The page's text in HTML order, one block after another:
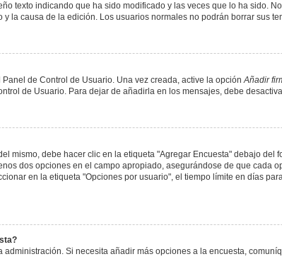
texto indicando que ha sido modificado y las veces que lo ha sido.
la causa de la edición. Los usuarios normales no podrán borrar sus
de Control de Usuario. Una vez creada, active la opciónAñadir
de Usuario. Para dejar de añadirla en los mensajes, debe
mismo, debe hacer clic en la etiqueta "Agregar Encuesta" debajo
dos opciones en el campo apropiado, asegurándose de que cada
en la etiqueta "Opciones por usuario", el tiempo límite en días
Si necesita añadir más opciones a la encuesta,